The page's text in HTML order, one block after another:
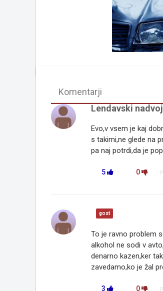
Komentarji
Lendavski
Evo,v vsem je kaj
s takimi,ne glede na
pa naj potrdi,da je
5 0
gost
To je ravno problem
alkohol ne sodi v
denarno kazen,ker
zavedamo,ko je žal
3 0